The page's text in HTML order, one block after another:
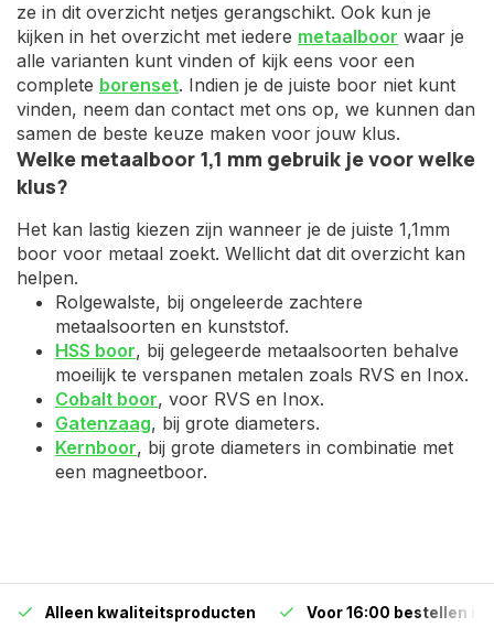
ze in dit overzicht netjes gerangschikt. Ook kun je
kijken in het overzicht met iedere metaalboor waar je
alle varianten kunt vinden of kijk eens voor een
complete borenset. Indien je de juiste boor niet kunt
vinden, neem dan contact met ons op, we kunnen dan
samen de beste keuze maken voor jouw klus.
Welke metaalboor 1,1 mm gebruik je voor welke
klus?
Het kan lastig kiezen zijn wanneer je de juiste 1,1mm
boor voor metaal zoekt. Wellicht dat dit overzicht kan
helpen.
Rolgewalste, bij ongeleerde zachtere
metaalsoorten en kunststof.
HSS boor, bij gelegeerde metaalsoorten behalve
moeilijk te verspanen metalen zoals RVS en Inox.
Cobalt boor, voor RVS en Inox.
Gatenzaag, bij grote diameters.
Kernboor, bij grote diameters in combinatie met
een magneetboor.
Alleen kwaliteitsproducten Voor 16:00 bestellen is